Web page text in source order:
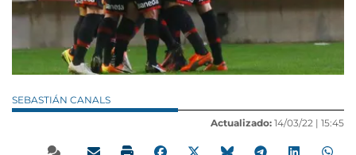
SEBASTIÁN CANALS
Actualizado: 14/03/22 | 15:45